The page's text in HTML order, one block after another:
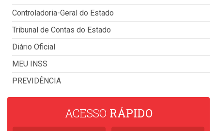
Controladoria-Geral do Estado
Tribunal de Contas do Estado
Diário Oficial
MEU INSS
PREVIDÊNCIA
ACESSO RÁPIDO